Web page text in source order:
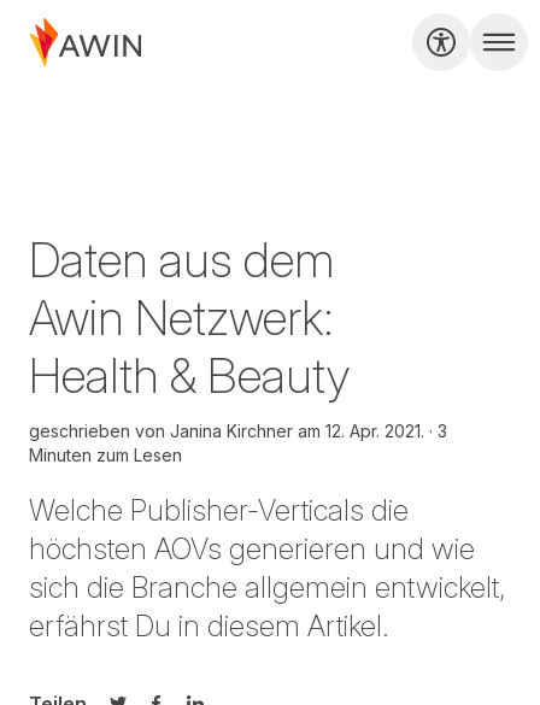
Daten aus dem
Awin Netzwerk:
Health & Beauty
geschrieben von Janina Kirchner am 12. Apr. 2021.
3
Minuten zum Lesen
Welche Publisher-Verticals die
höchsten AOVs generieren und wie
sich die Branche allgemein entwickelt,
erfährst Du in diesem Artikel.